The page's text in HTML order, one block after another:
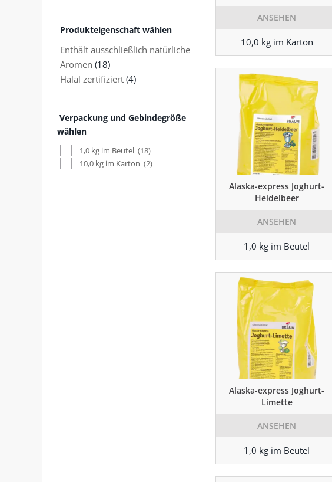
Produkteigenschaft wählen
Enthält ausschließlich natürliche
Aromen (18)
Halal zertifiziert (4)
Verpackung und Gebindegröße
wählen
1,0 kg im Beutel (18)
10,0 kg im Karton (2)
ANSEHEN
10,0 kg im Karton
Alaska-express Joghurt-
Heidelbeer
ANSEHEN
1,0 kg im Beutel
Alaska-express Joghurt-
Limette
ANSEHEN
1,0 kg im Beutel